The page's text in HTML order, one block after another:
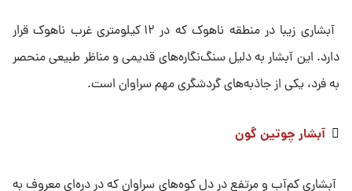
آبشاری زیبا در منطقه ناهوک که در ۱۲ کیلومتری غرب ناهوک قرار
دارد. این آبشار به دلیل سنگ‌نگاره‌های قدیمی و مناظر طبیعی منحصر
به فرد، یکی از جاذبه‌های گردشگری مهم سراوان است.
 آبشار چوتین گون
آبشاری کم‌آب و مرتفع در دل کوه‌های سراوان که در دره‌ای معروف به